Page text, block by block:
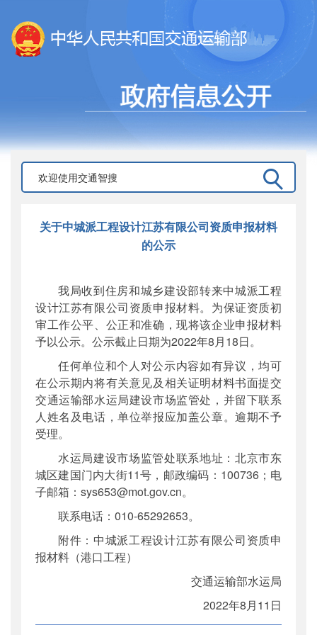
关于中城派工程设计江苏有限公司资质申报材料
的公示
我局收到住房和城乡建设部转来中城派工程
设计江苏有限公司资质申报材料。为保证资质初
审工作公平、公正和准确，现将该企业申报材料
予以公示。公示截止日期为2022年8月18日。
任何单位和个人对公示内容如有异议，均可
在公示期内将有关意见及相关证明材料书面提交
交通运输部水运局建设市场监管处，并留下联系
人姓名及电话，单位举报应加盖公章。逾期不予
受理。
水运局建设市场监管处联系地址：北京市东
城区建国门内大街11号，邮政编码：100736；电
子邮箱：sys653@mot.gov.cn。
联系电话：010-65292653。
附件：中城派工程设计江苏有限公司资质申
报材料（港口工程）
交通运输部水运局
2022年8月11日